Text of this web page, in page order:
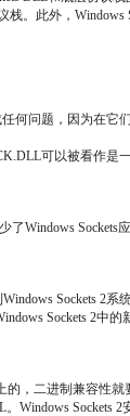
。此外，Windows
何问题，因为在它
可以被看作是
了Windows Sockets
Sockets 2系
Sockets 2中的
，二进制兼容性就
Windows Sockets